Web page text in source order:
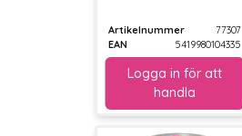
Artikelnummer
77307
EAN
5419980104335